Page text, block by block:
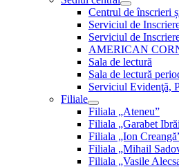
Centrul de înscrieri
Serviciul de
Serviciul de
AMERICAN
Sala de lectură
Sala de lectură
Serviciul Evidenţă,
Filiale
Filiala „Ateneu”
Filiala „Garabet
Filiala „Ion
Filiala „Mihail
Filiala „Vasile